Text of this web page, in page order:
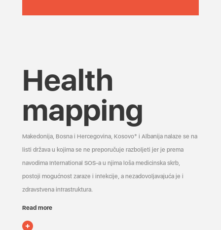
Health
mapping
Makedonija, Bosna i Hercegovina, Kosovo* i Albanija nalaze se na
listi država u kojima se ne preporučuje razboljeti jer je prema
navodima International SOS-a u njima loša medicinska skrb,
postoji mogućnost zaraze i infekcije, a nezadovoljavajuća je i
zdravstvena infrastruktura.
Read more